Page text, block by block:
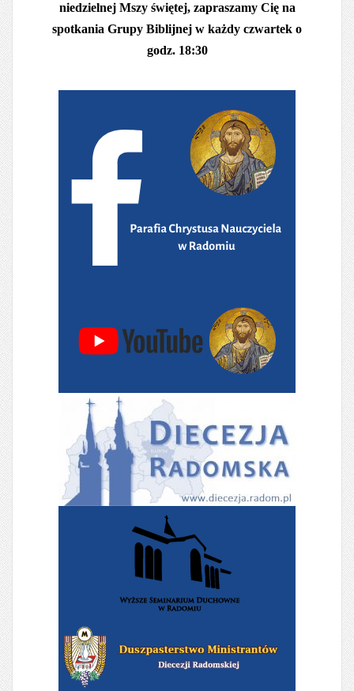
niedzielnej Mszy świętej, zapraszamy Cię na
spotkania Grupy Biblijnej w każdy czwartek o
godz. 18:30